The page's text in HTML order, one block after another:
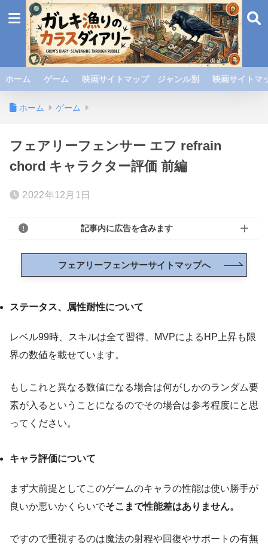
ホーム ゲーム 映画サイトマップ ジャンル別 映画サイト
ホーム ゲーム
フェアリーフェンサー エフ refrain
chord キャラクター評価 前編
2022年12月1日
記事内に広告を含みます
フェアリーフェンサーサイトマップへ
ステータス、属性耐性について
レベル99時、スキルは全て習得、MVPによるHP上昇も限
界の数値を載せています。
もしこれと異なる数値になる場合は何がしかのランダム要
素が入るということになるのでその場合は参考程度にと思
ってください。
キャラ評価について
まず大前提としてこのゲームのキャラの性能は使い勝手が
良いか悪いかくらいでそこまで性能差はありません。
ですので重視するのは魔法の射程や回復やサポートの有無